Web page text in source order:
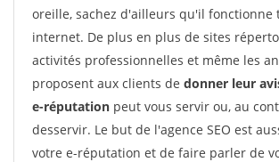
oreille, sachez d'ailleurs qu'il fonctionne
internet. De plus en plus de sites
activités professionnelles et même les
proposent aux clients de donner leur
e-réputation peut vous servir ou, au
desservir. Le but de l'agence SEO est
votre e-réputation et de faire parler de